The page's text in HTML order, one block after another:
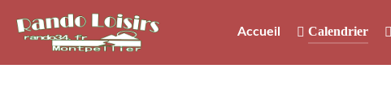
Accueil Calendrier